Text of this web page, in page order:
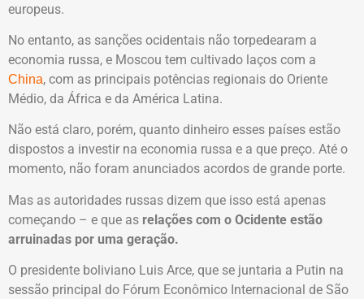
europeus.
No entanto, as sanções ocidentais não torpedearam a
economia russa, e Moscou tem cultivado laços com a
China, com as principais potências regionais do Oriente
Médio, da África e da América Latina.
Não está claro, porém, quanto dinheiro esses países estão
dispostos a investir na economia russa e a que preço. Até o
momento, não foram anunciados acordos de grande porte.
Mas as autoridades russas dizem que isso está apenas
começando – e que as relações com o Ocidente estão
arruinadas por uma geração.
O presidente boliviano Luis Arce, que se juntaria a Putin na
sessão principal do Fórum Econômico Internacional de São